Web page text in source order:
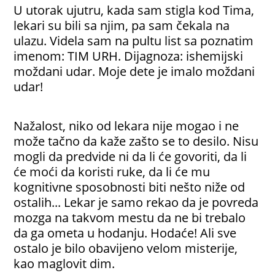
U utorak ujutru, kada sam stigla kod Tima,
lekari su bili sa njim, pa sam čekala na
ulazu. Videla sam na pultu list sa poznatim
imenom: TIM URH. Dijagnoza: ishemijski
moždani udar. Moje dete je imalo moždani
udar!
Nažalost, niko od lekara nije mogao i ne
može tačno da kaže zašto se to desilo. Nisu
mogli da predvide ni da li će govoriti, da li
će moći da koristi ruke, da li će mu
kognitivne sposobnosti biti nešto niže od
ostalih... Lekar je samo rekao da je povreda
mozga na takvom mestu da ne bi trebalo
da ga ometa u hodanju. Hodaće! Ali sve
ostalo je bilo obavijeno velom misterije,
kao maglovit dim.